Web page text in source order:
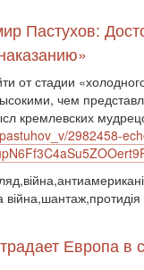
Пастухов:
от стадии
чем
кремлевских
2982458-
Европа